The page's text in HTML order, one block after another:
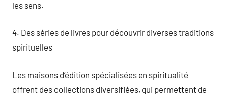
les sens.
4. Des séries de livres pour découvrir diverses traditions
spirituelles
Les maisons d’édition spécialisées en spiritualité
offrent des collections diversifiées, qui permettent de